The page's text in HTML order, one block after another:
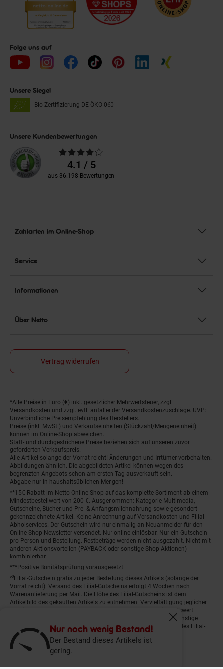
Nur noch wenig Bestand!
Der Bestand dieses Artikels ist
gering.
Fenster
Folge uns auf
Unsere Siegel
Bio Zertifizierung DE-ÖKO-060
Unsere Kundenbewertungen
Durchschnittliche
Bewertungen4.1 / 5
aus 36.198 Bewertungen
Zahlarten im Online-Shop
Service
Informationen
Über Netto
Vertrag widerrufen
Fußnoten
*Alle Preise in Euro (€) inkl. gesetzlicher Mehrwertsteuer, zzgl.
Versandkosten und zzgl. evtl. anfallender Versandkostenzuschläge. UVP:
Unverbindliche Preisempfehlung des Herstellers.
Preise (inkl. MwSt.) und Verkaufseinheiten (Stückzahl/Mengeneinheit)
können im Online-Shop abweichen.
Statt- und durchgestrichene Preise beziehen sich auf unseren zuvor
geforderten Verkaufspreis.
Alle Artikel solange der Vorrat reicht! Änderungen und Irrtümer vorbehalten.
Abbildungen ähnlich. Die abgebildeten Artikel können wegen des
begrenzten Angebots schon am ersten Tag ausverkauft sein.
Abgabe nur in haushaltsüblichen Mengen!
**15€ Rabatt im Netto Online-Shop auf das komplette Sortiment ab einem
Mindestbestellwert von 200 €. Ausgenommen: Kategorie Multimedia,
Gutscheine, Bücher und Pre- & Anfangsmilchnahrung sowie gesondert
gekennzeichnete Artikel. Keine Anrechnung auf Versandkosten und Filial-
Abholservices. Der Gutschein wird nur einmalig an Neuanmelder für den
Online-Shop-Newsletter versendet. Nur online einlösbar. Nur ein Gutschein
pro Person und Bestellung. Restbeträge werden nicht ausgezahlt. Nicht mit
anderen Aktionsvorteilen (PAYBACK oder sonstige Shop-Aktionen)
kombinierbar.
***Positive Bonitätsprüfung vorausgesetzt
²⁰Filial-Gutschein gratis zu jeder Bestellung dieses Artikels (solange der
Vorrat reicht). Versand des Filial-Gutscheins erfolgt 4 Wochen nach
Warenanlieferung per Mail. Die Höhe des Filial-Gutscheins ist dem
Artikelbild des gekauften Artikels zu entnehmen. Vervielfältigung jeglicher
Art nicht gestattet. Der Filial-Gutschein ist ohne Mindesteinkaufswert
einlösbar. Nicht mit anderen Aktionsvorteilen (PAYBACK oder sonstige
Shop-Aktionen) kombinierbar. Der jeweilige Gültigkeitszeitraum des Filial-
Gutscheins ist darauf vermerkt.